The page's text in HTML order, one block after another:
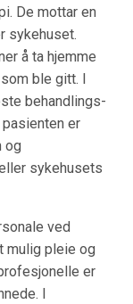
De mottar en
sykehuset.
å ta hjemme
ble gitt. I
behandlings-
er
og
sykehusets
ved
mulig pleie og
er
I